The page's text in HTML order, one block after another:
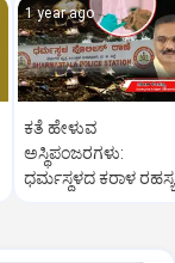
1 year ago
ಕತೆ ಹೇಳುವ
ಅಸ್ಥಿಪಂಜರಗಳು:
ಧರ್ಮಸ್ಥಳದ‌ ಕರಾಳ ರಹಸ್ಯ